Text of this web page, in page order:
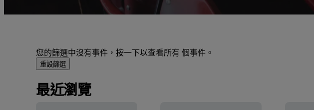
您的篩選中沒有事件，按一下以查看所有 個事件。
重設篩選
最近瀏覽